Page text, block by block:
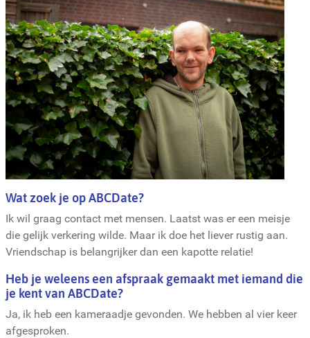
Wat zoek je op ABCDate?
Ik wil graag contact met mensen. Laatst was er een meisje
die gelijk verkering wilde. Maar ik doe het liever rustig aan.
Vriendschap is belangrijker dan een kapotte relatie!
Heb je weleens een afspraak gemaakt met iemand die
je kent van ABCDate?
Ja, ik heb een kameraadje gevonden. We hebben al vier keer
afgesproken.